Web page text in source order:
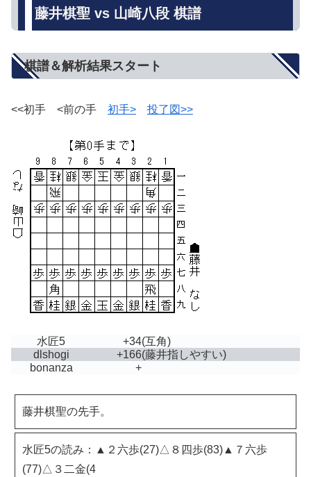
藤井棋聖 vs 山崎八段 棋譜
棋譜＆解析結果スタート
<<初手 <前の手 初手> 投了図>>
水匠5 +34(互角)
dlshogi
+166(藤井指しやすい)
bonanza
+
藤井棋聖の先手。
水匠5の読み：▲２六歩(27)△８四歩(83)▲７六歩
(77)△３二金(4